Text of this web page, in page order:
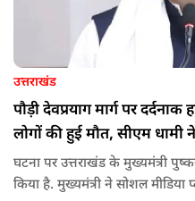
उत्तराखंड
पौड़ी देवप्रयाग मार्ग पर
लोगों की हुई मौत, सीएम धामी
घटना पर उत्तराखंड के मुख्यमंत्री
किया है. मुख्यमंत्री ने सोशल मीडिया